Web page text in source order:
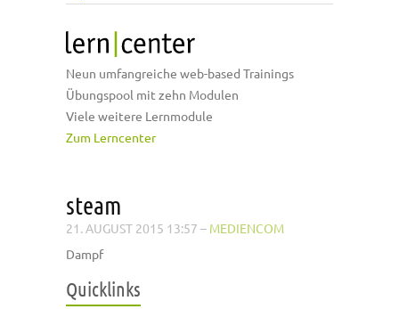
Neun umfangreiche web-based Trainings
Übungspool mit zehn Modulen
Viele weitere Lernmodule
Zum Lerncenter
steam
21. AUGUST 2015 13:57 – MEDIENCOM
Dampf
Quicklinks